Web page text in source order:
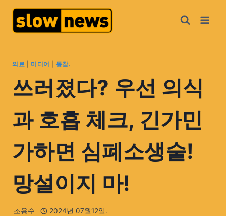
의료 미디어 통찰.
쓰러졌다? 우선 의식
과 호흡 체크, 긴가민
가하면 심폐소생술!
망설이지 마!
조용수 2024년 07월12일.